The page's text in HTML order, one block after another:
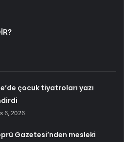
çocuk tiyatroları yazı
6, 2026
Gazetesi’nden mesleki